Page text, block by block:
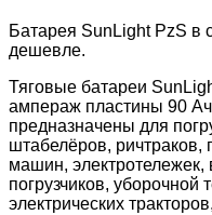
Батарея SunLight PzS в
дешевле.
Тяговые батареи
ампераж пластины 90
предназначены для
штабелёров,
машин, электротележек,
погрузчиков, уборочной
электрических